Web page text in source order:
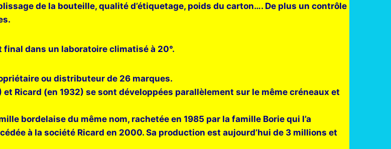
de la bouteille, qualité d’étiquetage, poids du carton…. De plus un contrôle
dans un laboratoire climatisé à 20°.
ou distributeur de 26 marques.
et Ricard (en 1932) se sont développées parallèlement sur le même créneaux et
bordelaise du même nom, rachetée en 1985 par la famille Borie qui l’a
à la société Ricard en 2000. Sa production est aujourd’hui de 3 millions et